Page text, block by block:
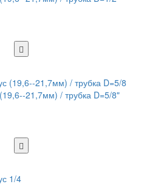
21,7мм) / трубка D=5/8"